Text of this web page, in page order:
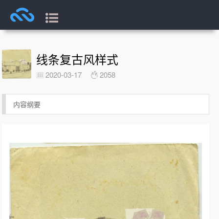
线条复古风样式
2020-03-17 2058
内容纲要